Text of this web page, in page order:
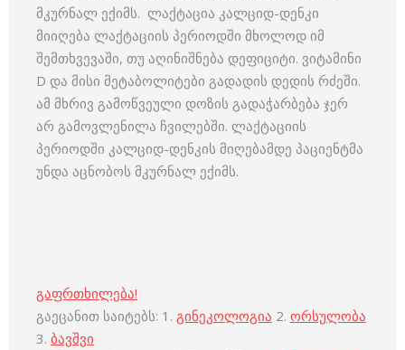
მკურნალ ექიმს. ლაქტაცია კალციდ-დენკი
მიიღება ლაქტაციის პერიოდში მხოლოდ იმ
შემთხვევაში, თუ აღინიშნება დეფიციტი. ვიტამინი
D და მისი მეტაბოლიტები გადადის დედის რძეში.
ამ მხრივ გამოწვეული დოზის გადაჭარბება ჯერ
არ გამოვლენილა ჩვილებში. ლაქტაციის
პერიოდში კალციდ-დენკის მიღებამდე პაციენტმა
უნდა აცნობოს მკურნალ ექიმს.
გაფრთხილება!
გაეცანით საიტებს: 1. გინეკოლოგია 2. ორსულობა
3. ბავშვი